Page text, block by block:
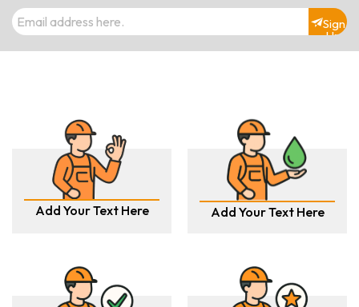
Sign
Up
Add Your Text Here Add Your Text Here